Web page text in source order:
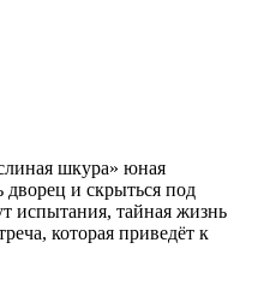
шкура» юная
и скрыться под
испытания, тайная жизнь
которая приведёт к